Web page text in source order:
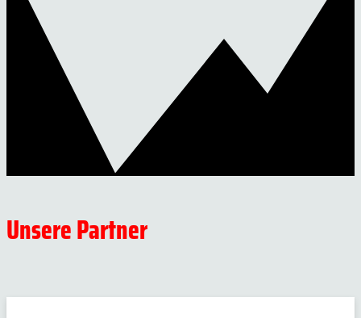
Unsere Partner